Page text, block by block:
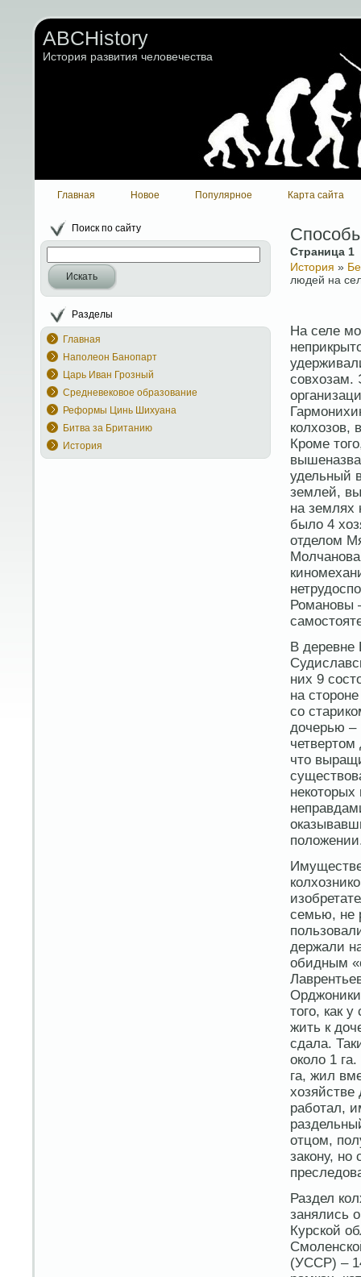
ABCHistory
История развития человечества
Главная Новое Популярное Карта сайта
Поиск по сайту
Искать
Разделы
Главная
Наполеон Банопарт
Царь Иван Грозный
Средневековое образование
Реформы Цинь Шихуана
Битва за Британию
История
Страница 1
История »
людей на
На селе
совхозам.
колхозов,
Кроме
удельный
землей,
на землях
было 4
отделом
Романовы
В
них 9
на
со
дочерью –
что
семью, не
держали
обидным
того, как
жить к
сдала.
около 1
га, жил
хозяйстве
работал,
отцом,
закону, но
Раздел
занялись
Курской
(УССР) –